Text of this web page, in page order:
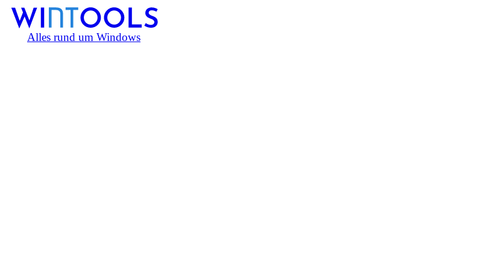
Alles rund um Windows